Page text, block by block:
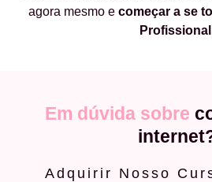
agora mesmo e começar a se
Em dúvida sobre
Adquirir Nosso